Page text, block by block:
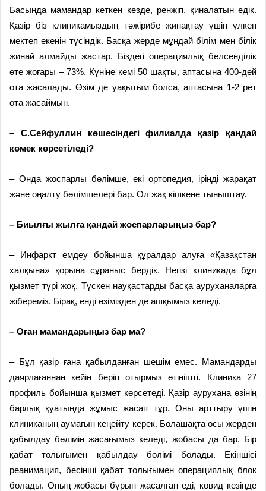
Басында мамандар кеткен кезде, ренжіп, қиналатын едік.
Қазір біз клиникамыздың тәжірибе жинақтау үшін үлкен
мектеп екенін түсіндік. Басқа жерде мұндай білім мен білік
жинай алмайды жастар. Біздегі операциялық белсенділік
өте жоғары – 73%. Күніне кемі 50 шақты, аптасына 400-дей
ота жасалады. Өзім де уақытым болса, аптасына 1-2 рет
ота жасаймын.
– С.Сейфуллин көшесіндегі филиалда қазір қандай
көмек көрсетіледі?
– Онда жоспарлы бөлімше, екі ортопедия, іріңді жарақат
және оңалту бөлімшелері бар. Ол жақ кішкене тыныштау.
– Биылғы жылға қандай жоспарларыңыз бар?
– Инфаркт емдеу бойынша құралдар алуға «Қазақстан
халқына» қорына сұраныс бердік. Негізі клиникада бұл
қызмет түрі жоқ. Түскен науқастарды басқа ауруханаларға
жібереміз. Бірақ, енді өзімізден де ашқымыз келеді.
– Оған мамандарыңыз бар ма?
– Бұл қазір ғана қабылданған шешім емес. Мамандарды
даярлағаннан кейін беріп отырмыз өтінішті. Клиника 27
профиль бойынша қызмет көрсетеді. Қазір аурухана өзінің
барлық қуатында жұмыс жасап тұр. Оны арттыру үшін
клиниканың аумағын кеңейту керек. Болашақта осы жерден
қабылдау бөлімін жасағымыз келеді, жобасы да бар. Бір
қабат толығымен қабылдау бөлімі болады. Екіншісі
реанимация, бесінші қабат толығымен операциялық блок
болады. Оның жобасы бұрын жасалған еді, ковид кезінде